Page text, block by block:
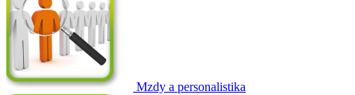
Mzdy a personalistika